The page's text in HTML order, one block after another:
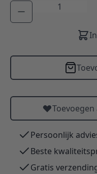
Aantal
Persoonlijk
Beste
Gratis